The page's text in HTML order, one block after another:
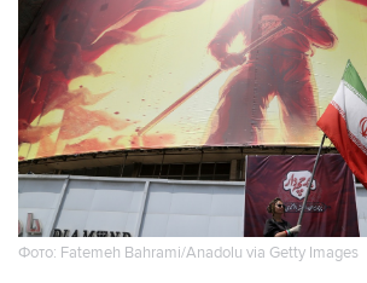
Фото: Fatemeh Bahrami/Anadolu via Getty Images